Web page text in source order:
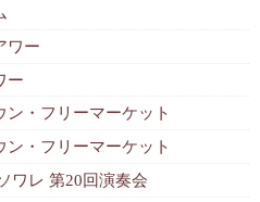
ワー
ー
・フリーマーケット
・フリーマーケット
ワレ 第20回演奏会